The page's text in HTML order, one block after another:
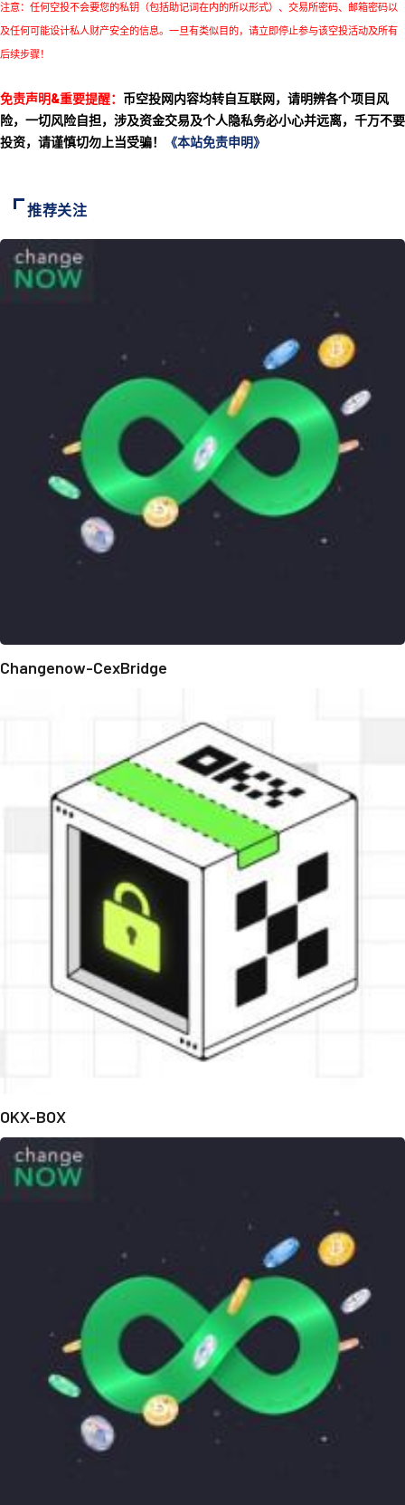
注意：任何空投不会要您的私钥（包括助记词在内的所以形式）、交易所密码、邮箱密码以
及任何可能设计私人财产安全的信息。一旦有类似目的，请立即停止参与该空投活动及所有
后续步骤！
免责声明&重要提醒： 币空投网内容均转自互联网，请明辨各个项目风
险，一切风险自担，涉及资金交易及个人隐私务必小心并远离，千万不要
投资，请谨慎切勿上当受骗！
《本站免责申明》
推荐关注
Changenow-CexBridge
OKX-BOX